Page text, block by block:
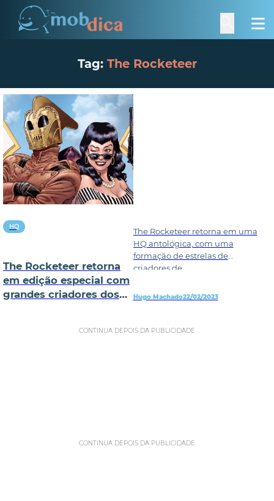
Tag: The Rocketeer
HQ
The Rocketeer retorna
em edição especial com
grandes criadores dos
The Rocketeer retorna em uma
HQ antológica, com uma
formação de estrelas de
criadores de
Hugo Machado22/02/2023
CONTINUA DEPOIS DA PUBLICIDADE
CONTINUA DEPOIS DA PUBLICIDADE